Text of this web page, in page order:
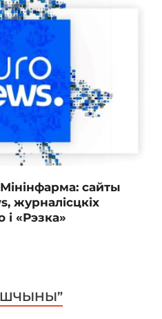
Мінінфарма: сайты
журналісцкіх
і «Рэзка»